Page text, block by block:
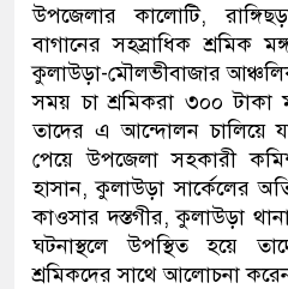
উপজেলার কালোটি,
বাগানের সহস্রাধিক শ্রমিক
কুলাউড়া-মৌলভীবাজার
সময় চা শ্রমিকরা ৩০০ টাকা
তাদের এ আন্দোলন চালিয়ে
পেয়ে উপজেলা সহকারী
হাসান, কুলাউড়া সার্কেলের
কাওসার দস্তগীর, কুলাউড়া
ঘটনাস্থলে উপস্থিত হয়ে
শ্রমিকদের সাথে আলোচনা